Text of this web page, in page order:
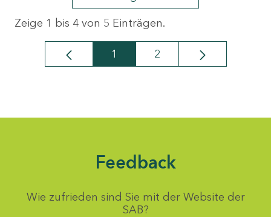
Zeige 1 bis 4 von 5 Einträgen.
Seite
1 Seite
2
Feedback
Wie zufrieden sind Sie mit der Website der
SAB?